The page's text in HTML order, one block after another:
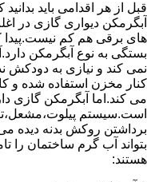
قبل از هر اقدامی باید
آبگرمکن دیواری گازی در
های برقی هم کم نیست.پیدا
بستگی به نوع آبگرمکن
نمی کند و نیازی به دودکش
کنار مخزن استفاده شده و
می کند.اما آبگرمکن گازی
است.سیستم
برداشتن روکش بدنه دیده
بتواند آب گرم ساختمان را
هستند: